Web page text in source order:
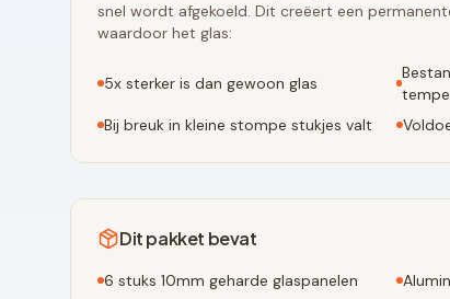
snel wordt afgekoeld. Dit creëert een
waardoor het glas:
5x sterker is dan gewoon glas
Bij breuk in kleine stompe stukjes valt
Dit pakket bevat
6 stuks 10mm geharde glaspanelen